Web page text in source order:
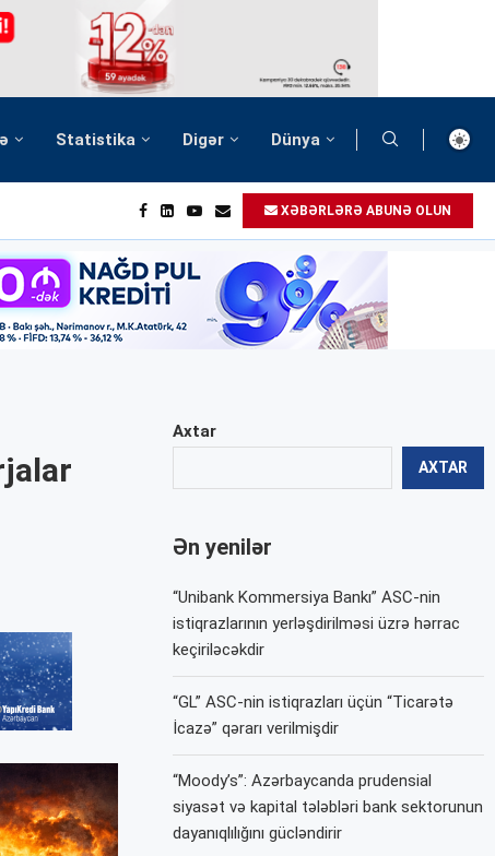
Statistika Digər Dünya
XƏBƏRLƏRƏ ABUNƏ OLUN
Axtar
AXTAR
Ən yenilər
“Unibank Kommersiya Bankı” ASC-nin
istiqrazlarının yerləşdirilməsi üzrə hərrac
keçiriləcəkdir
“GL” ASC-nin istiqrazları üçün “Ticarətə
İcazə” qərarı verilmişdir
“Moody’s”: Azərbaycanda prudensial
siyasət və kapital tələbləri bank sektorunun
dayanıqlılığını gücləndirir